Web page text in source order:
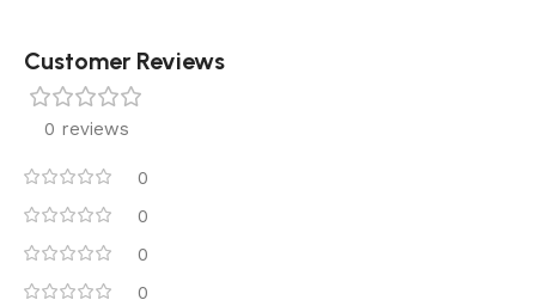
Customer Reviews
0 reviews
0
0
0
0